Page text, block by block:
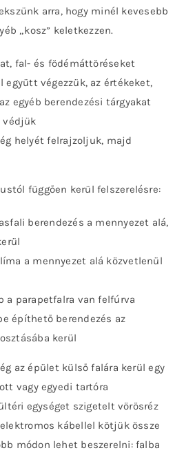
arra, hogy minél kevesebb
„kosz” keletkezzen.
fal- és födémáttöréseket
együtt végezzük, az értékeket,
egyéb berendezési tárgyakat
védjük
helyét felrajzoljuk, majd
függően kerül felszerelésre:
berendezés a mennyezet alá,
a mennyezet alá közvetlenül
a parapetfalra van felfúrva
építhető berendezés az
kerül
az épület külső falára kerül egy
vagy egyedi tartóra
egységet szigetelt vörösréz
kábellel kötjük össze
módon lehet beszerelni: falba